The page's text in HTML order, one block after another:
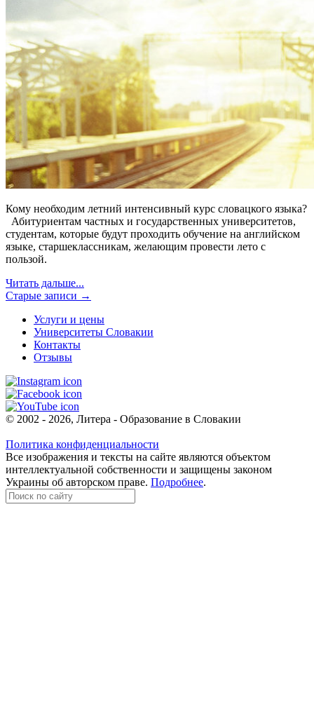
Кому необходим летний интенсивный курс словацкого языка?
Абитуриентам частных и государственных университетов,
студентам, которые будут проходить обучение на английском
языке, старшеклассникам, желающим провести лето с
пользой.
Читать дальше...
Старые записи →
Услуги и цены
Университеты Словакии
Контакты
Отзывы
© 2002 - 2026, Литера - Образование в Словакии
Политика конфиденциальности
Все изображения и тексты на сайте являются объектом
интеллектуальной собственности и защищены законом
Украины об авторском праве. Подробнее.